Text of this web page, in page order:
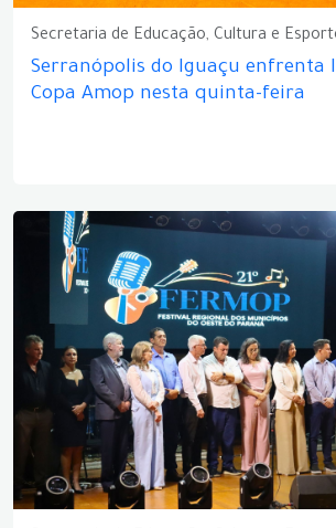
Secretaria de Educação, Cultura e
Serranópolis do Iguaçu enfrenta
Copa Amop nesta quinta-feira